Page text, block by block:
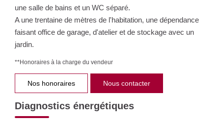
une salle de bains et un WC séparé.
A une trentaine de mètres de l'habitation, une dépendance
faisant office de garage, d'atelier et de stockage avec un
jardin.
**Honoraires à la charge du vendeur
Nos honoraires Nous contacter
Diagnostics énergétiques